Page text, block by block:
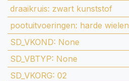
draaikruis: zwart kunststof
pootuitvoeringen: harde wielen
SD_VKOND: None
SD_VBTYP: None
SD_VKORG: 02